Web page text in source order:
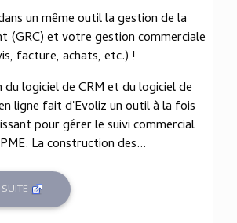
un même outil la gestion de la
(GRC) et votre gestion commerciale
facture, achats, etc.) !
du logiciel de CRM et du logiciel de
ligne fait d'Evoliz un outil à la fois
pour gérer le suivi commercial
La construction des...